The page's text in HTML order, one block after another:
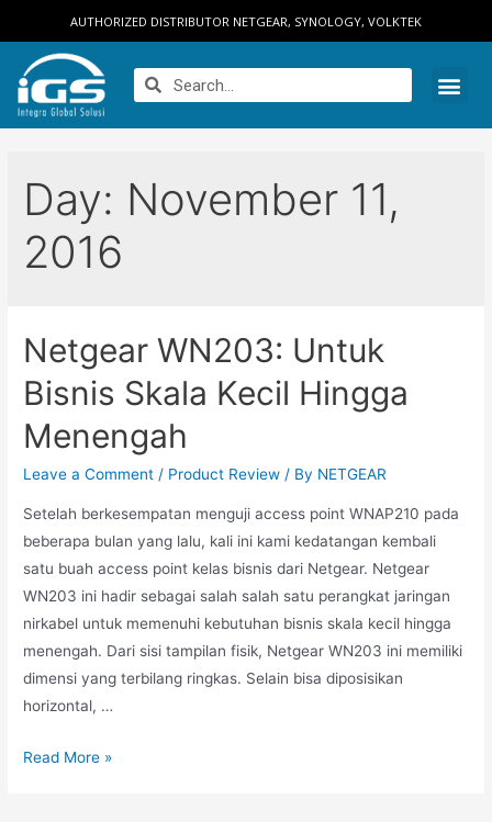
AUTHORIZED DISTRIBUTOR NETGEAR, SYNOLOGY, VOLKTEK
Day: November 11,
2016
Netgear WN203: Untuk
Bisnis Skala Kecil Hingga
Menengah
Leave a Comment / Product Review / By NETGEAR
Setelah berkesempatan menguji access point WNAP210 pada
beberapa bulan yang lalu, kali ini kami kedatangan kembali
satu buah access point kelas bisnis dari Netgear. Netgear
WN203 ini hadir sebagai salah salah satu perangkat jaringan
nirkabel untuk memenuhi kebutuhan bisnis skala kecil hingga
menengah. Dari sisi tampilan fisik, Netgear WN203 ini memiliki
dimensi yang terbilang ringkas. Selain bisa diposisikan
horizontal, …
Read More »